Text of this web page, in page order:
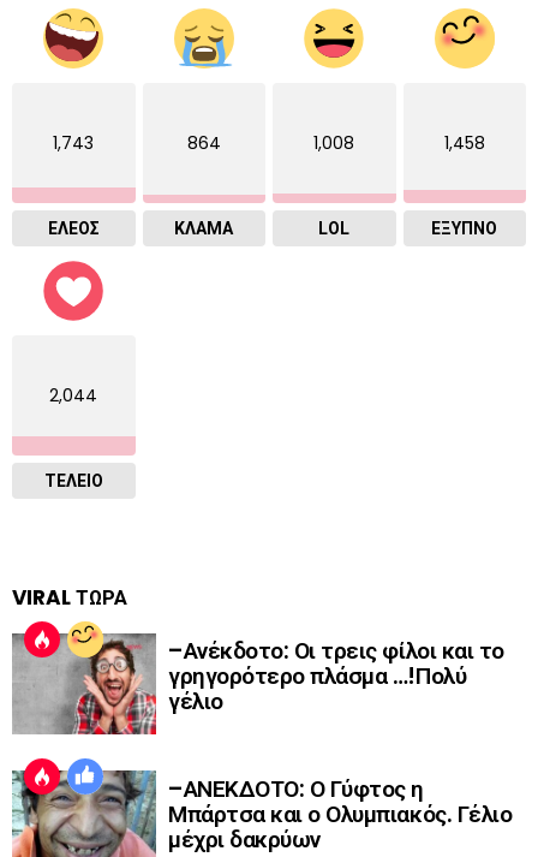
1,743
ΕΛΕΟΣ
864
ΚΛΑΜΑ
1,008
LOL
1,458
ΈΞΥΠΝΟ
2,044
ΤΕΛΕΙΟ
VIRAL ΤΩΡΑ
–Ανέκδοτο: Οι τρεις φίλοι και το
γρηγορότερο πλάσμα …!Πολύ
γέλιο
–ΑΝΕΚΔΟΤΟ: Ο Γύφτος η
Μπάρτσα και ο Ολυμπιακός. Γέλιο
μέχρι δακρύων